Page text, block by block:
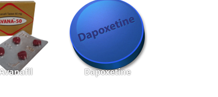
Dapoxetine